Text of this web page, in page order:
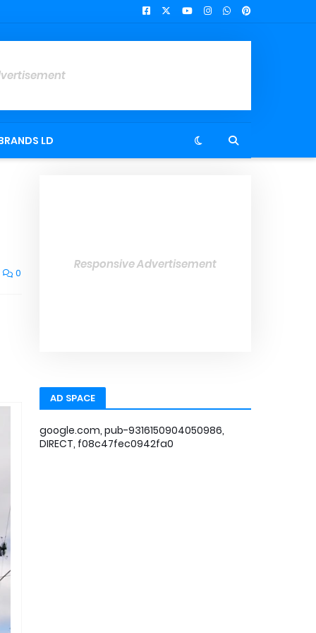
LD
0
Responsive Advertisement
AD SPACE
google.com, pub-9316150904050986,
DIRECT, f08c47fec0942fa0